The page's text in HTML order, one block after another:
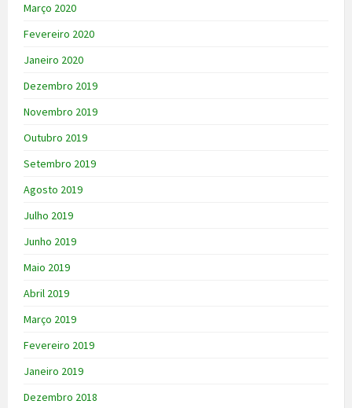
Março 2020
Fevereiro 2020
Janeiro 2020
Dezembro 2019
Novembro 2019
Outubro 2019
Setembro 2019
Agosto 2019
Julho 2019
Junho 2019
Maio 2019
Abril 2019
Março 2019
Fevereiro 2019
Janeiro 2019
Dezembro 2018